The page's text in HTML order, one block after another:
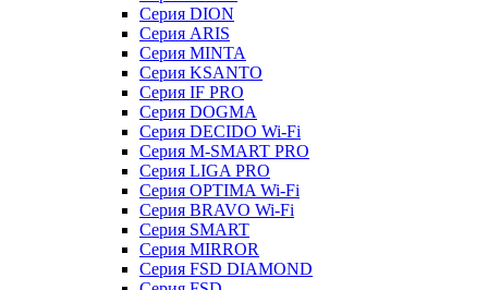
Серия DION
Серия ARIS
Серия MINTA
Серия KSANTO
Серия IF PRO
Серия DOGMA
Серия DECIDO Wi-Fi
Серия M-SMART PRO
Серия LIGA PRO
Серия OPTIMA Wi-Fi
Серия BRAVO Wi-Fi
Серия SMART
Серия MIRROR
Серия FSD DIAMOND